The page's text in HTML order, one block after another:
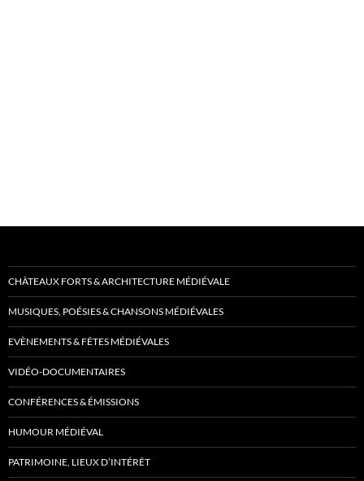
CHÂTEAUX FORTS & ARCHITECTURE MÉDIÉVALE
MUSIQUES, POÉSIES & CHANSONS MÉDIÉVALES
EVÈNEMENTS & FÊTES MÉDIÉVALES
VIDÉO-DOCUMENTAIRES
CONFÉRENCES & ÉMISSIONS
HUMOUR MÉDIÉVAL
PATRIMOINE, LIEUX D’INTÉRÊT